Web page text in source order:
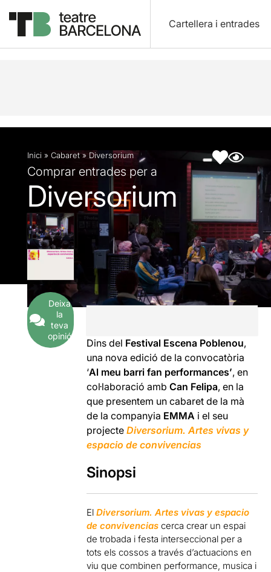
Cartellera i entrades
Descripció Fitxa artística Fotos i vídeos
Inici » Cabaret» Diversorium
Comprar entrades per a
Diversorium
Deixa
la
teva
opinió
Dins del Festival Escena Poblenou,
una nova edició de la convocatòria
‘Al meu barri fan performances’, en
col·laboració amb Can Felipa, en la
que presentem un cabaret de la mà
de la companyia EMMA i el seu
projecteDiversorium. Artes vivas y
espacio de convivencias
Sinopsi
ElDiversorium. Artes vivas y espacio
de convivencias cerca crear un espai
de trobada i festa interseccional per a
tots els cossos a través d’actuacions en
viu que combinen performance, musica i